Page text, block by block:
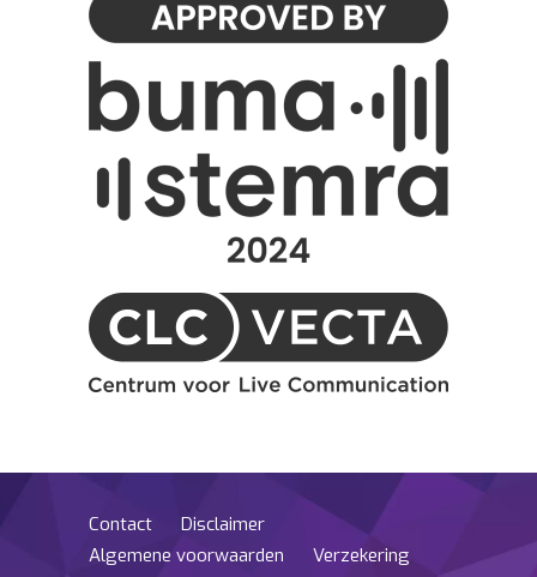
Contact
Disclaimer
Algemene voorwaarden
Verzekering